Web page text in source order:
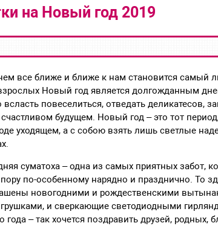
на Новый год 2019
все ближе и ближе к нам становится самый
Новый год является долгожданным
повеселиться, отведать деликатесов,
будущем. Новый год – это тот
уходящем, а с собою взять лишь светлые
суматоха – одна из самых приятных забот,
пору по-особенному нарядно и празднично. То
новогодними и рождественскими
и сверкающие светодиодными
года – так хочется поздравить друзей, родных,